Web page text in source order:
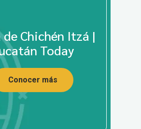
de Chichén Itzá |
Today
Conocer más